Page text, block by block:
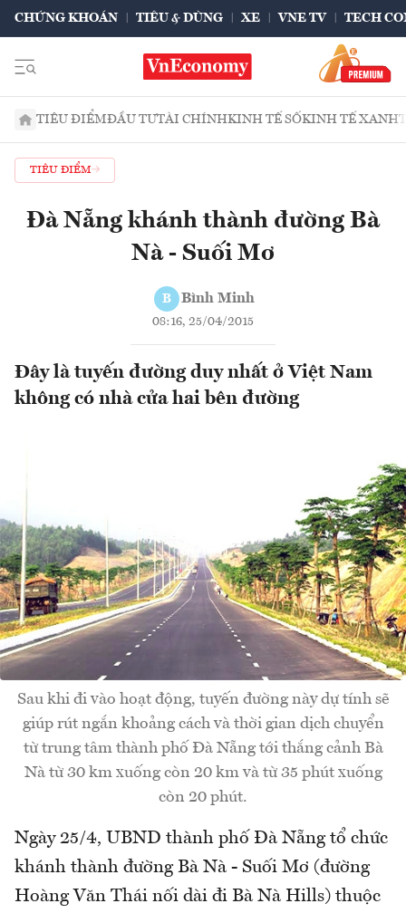
CHỨNG KHOÁN TIÊU & DÙNG XE VNE TV TECH
TIÊU ĐIỂMĐẦU TƯTÀI CHÍNHKINH TẾ SỐKINH TẾ XANH
TIÊU ĐIỂM
Đà Nẵng khánh thành đường Bà
Nà - Suối Mơ
B Bình Minh
08:16, 25/04/2015
Đây là tuyến đường duy nhất ở Việt Nam
không có nhà cửa hai bên đường
Sau khi đi vào hoạt động, tuyến đường này dự tính sẽ
giúp rút ngắn khoảng cách và thời gian dịch chuyển
từ trung tâm thành phố Đà Nẵng tới thắng cảnh Bà
Nà từ 30 km xuống còn 20 km và từ 35 phút xuống
còn 20 phút.
Ngày 25/4, UBND thành phố Đà Nẵng tổ chức
khánh thành đường Bà Nà - Suối Mơ (đường
Hoàng Văn Thái nối dài đi Bà Nà Hills) thuộc